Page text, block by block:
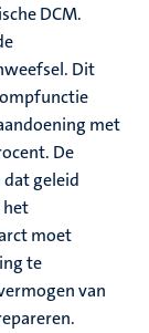
DCM.
Dit
met
De
geleid
het
moet
te
van